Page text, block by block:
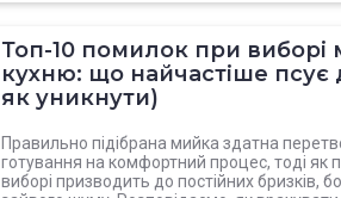
Топ-10 помилок при виборі
кухню: що найчастіше псує
як уникнути)
Правильно підібрана мийка здатна
готування на комфортний процес, тоді як
виборі призводить до постійних бризків,